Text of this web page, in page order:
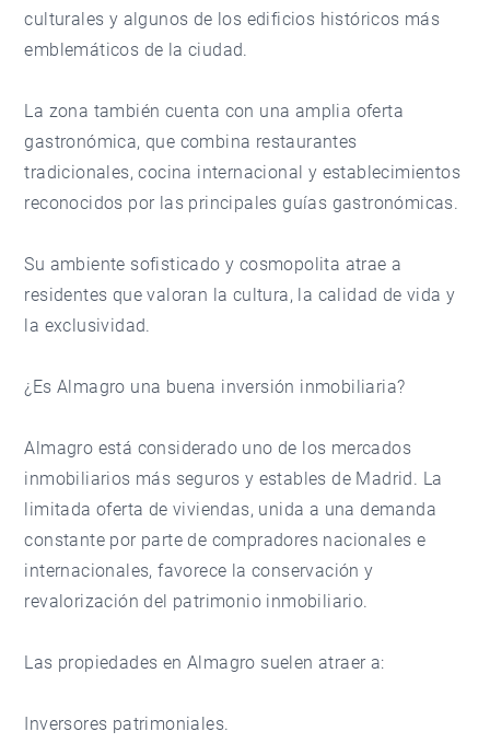
culturales y algunos de los edificios históricos más
emblemáticos de la ciudad.
La zona también cuenta con una amplia oferta
gastronómica, que combina restaurantes
tradicionales, cocina internacional y establecimientos
reconocidos por las principales guías gastronómicas.
Su ambiente sofisticado y cosmopolita atrae a
residentes que valoran la cultura, la calidad de vida y
la exclusividad.
¿Es Almagro una buena inversión inmobiliaria?
Almagro está considerado uno de los mercados
inmobiliarios más seguros y estables de Madrid. La
limitada oferta de viviendas, unida a una demanda
constante por parte de compradores nacionales e
internacionales, favorece la conservación y
revalorización del patrimonio inmobiliario.
Las propiedades en Almagro suelen atraer a:
Inversores patrimoniales.